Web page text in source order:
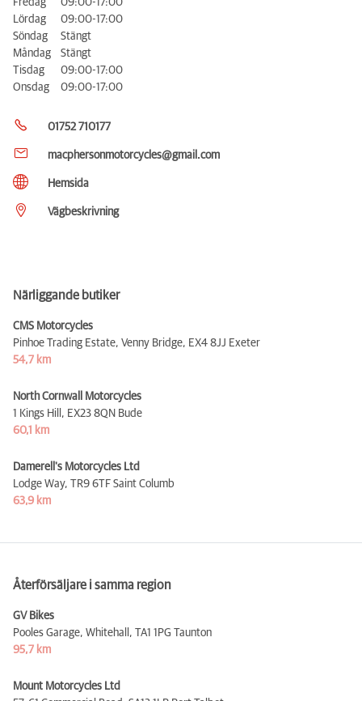
Lördag
09:00-17:00
Söndag
Stängt
Måndag
Stängt
Tisdag
09:00-17:00
Onsdag
09:00-17:00
01752 710177
macphersonmotorcycles@gmail.com
Hemsida
Vägbeskrivning
Närliggande butiker
CMS Motorcycles
Pinhoe Trading Estate, Venny Bridge, EX4 8JJ Exeter
54,7 km
North Cornwall Motorcycles
1 Kings Hill, EX23 8QN Bude
60,1 km
Damerell's Motorcycles Ltd
Lodge Way, TR9 6TF Saint Columb
63,9 km
Återförsäljare i samma region
GV Bikes
Pooles Garage, Whitehall, TA1 1PG Taunton
95,7 km
Mount Motorcycles Ltd